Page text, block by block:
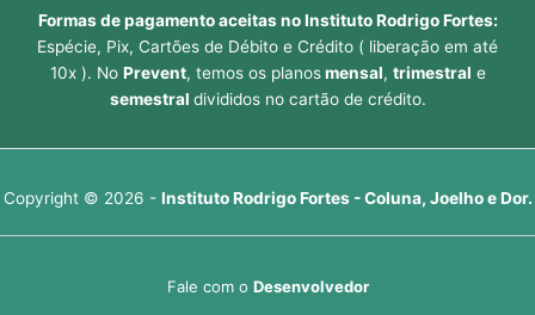
Formas de pagamento aceitas no Instituto Rodrigo Fortes:
Espécie, Pix, Cartões de Débito e Crédito ( liberação em até
10x ). No Prevent, temos os planosmensal, trimestral e
semestral divididos no cartão de crédito.
Copyright © 2026 - Instituto Rodrigo Fortes - Coluna, Joelho e Dor.
Fale com o Desenvolvedor